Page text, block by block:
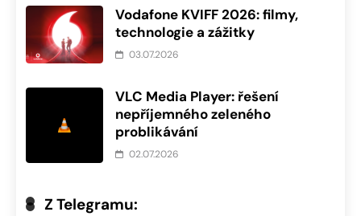
Vodafone KVIFF 2026: filmy,
technologie a zážitky
03.07.2026
VLC Media Player: řešení
nepříjemného zeleného
problikávání
02.07.2026
Z Telegramu: